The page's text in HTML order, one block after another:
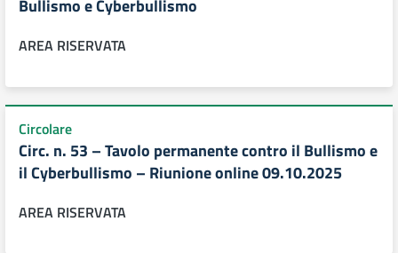
Bullismo e Cyberbullismo
AREA RISERVATA
Circolare
Circ. n. 53 – Tavolo permanente contro il Bullismo e
il Cyberbullismo – Riunione online 09.10.2025
AREA RISERVATA